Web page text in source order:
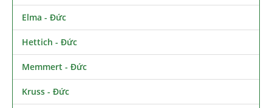
Elma - Đức
Hettich - Đức
Memmert - Đức
Kruss - Đức